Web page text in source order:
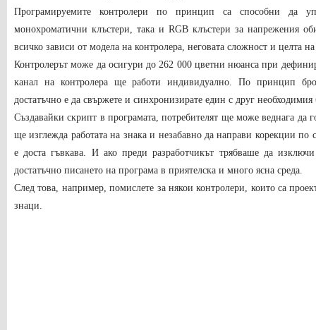
Програмируемите контролери по принцип са способни да
монохроматични клъстери, така и RGB клъстери за напрежения
всичко зависи от модела на контролера, неговата сложност и целта
Контролерът може да осигури до 262 000 цветни нюанса при
канал на контролера ще работи индивидуално. По принцип
достатъчно е да свържете и синхронизирате един с друг
Създавайки скрипт в програмата, потребителят ще може веднага да
ще изглежда работата на знака и незабавно да направи корекции по
е доста гъвкава. И ако преди разработчикът трябваше да
достатъчно писането на програма в приятелска и много ясна среда.
След това, например, помислете за някои контролери, които са
знаци.